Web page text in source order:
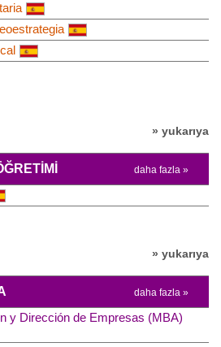
» yukarıya
daha fazla »
» yukarıya
daha fazla »
y Dirección de Empresas (MBA)